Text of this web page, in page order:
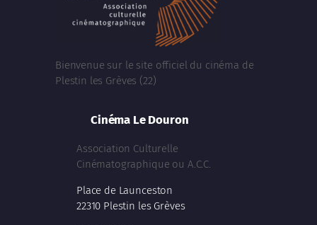
Bienvenue sur le site officiel du cinéma de
Plestin les Grèves (22)
Cinéma Le Douron
Association Culturelle
Cinématographique ou A.C.C.
Place de Launceston
22310 Plestin les Grèves